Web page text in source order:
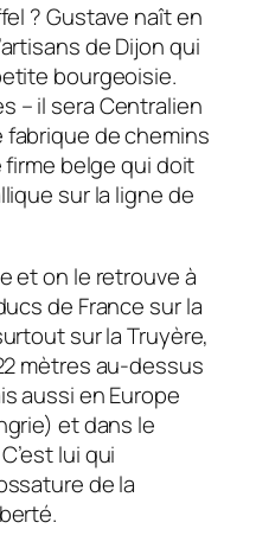
? Gustave naît en
de Dijon qui
bourgeoisie.
– il sera Centralien
de chemins
belge qui doit
sur la ligne de
et on le retrouve à
de France sur la
sur la Truyère,
mètres au-dessus
aussi en Europe
et dans le
lui qui
de la